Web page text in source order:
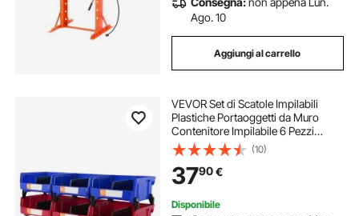
Ago. 10
Aggiungi al carrello
VEVOR Set di Scatole Impilabili
Plastiche Portaoggetti da Muro
Contenitore Impilabile 6 Pezzi
Blu/Rosso da Officina Garage,
Scatole Impilabili Cassette
Portaoggetti in Plastica 6 Pezzi
276x279x128 mm
(10)
3790€
Disponibile